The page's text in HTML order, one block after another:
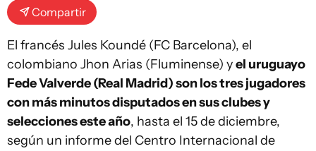
Compartir
El francés Jules Koundé (FC Barcelona), el
colombiano Jhon Arias (Fluminense) yel uruguayo
Fede Valverde (Real Madrid) son los tres jugadores
con más minutos disputados en sus clubes y
selecciones este año, hasta el 15 de diciembre,
según un informe del Centro Internacional de